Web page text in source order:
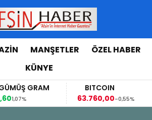
MANŞETLER ÖZEL HABER
KÜNYE
BITCOIN
63.760,00
GBP/TRY
63,11840,07%